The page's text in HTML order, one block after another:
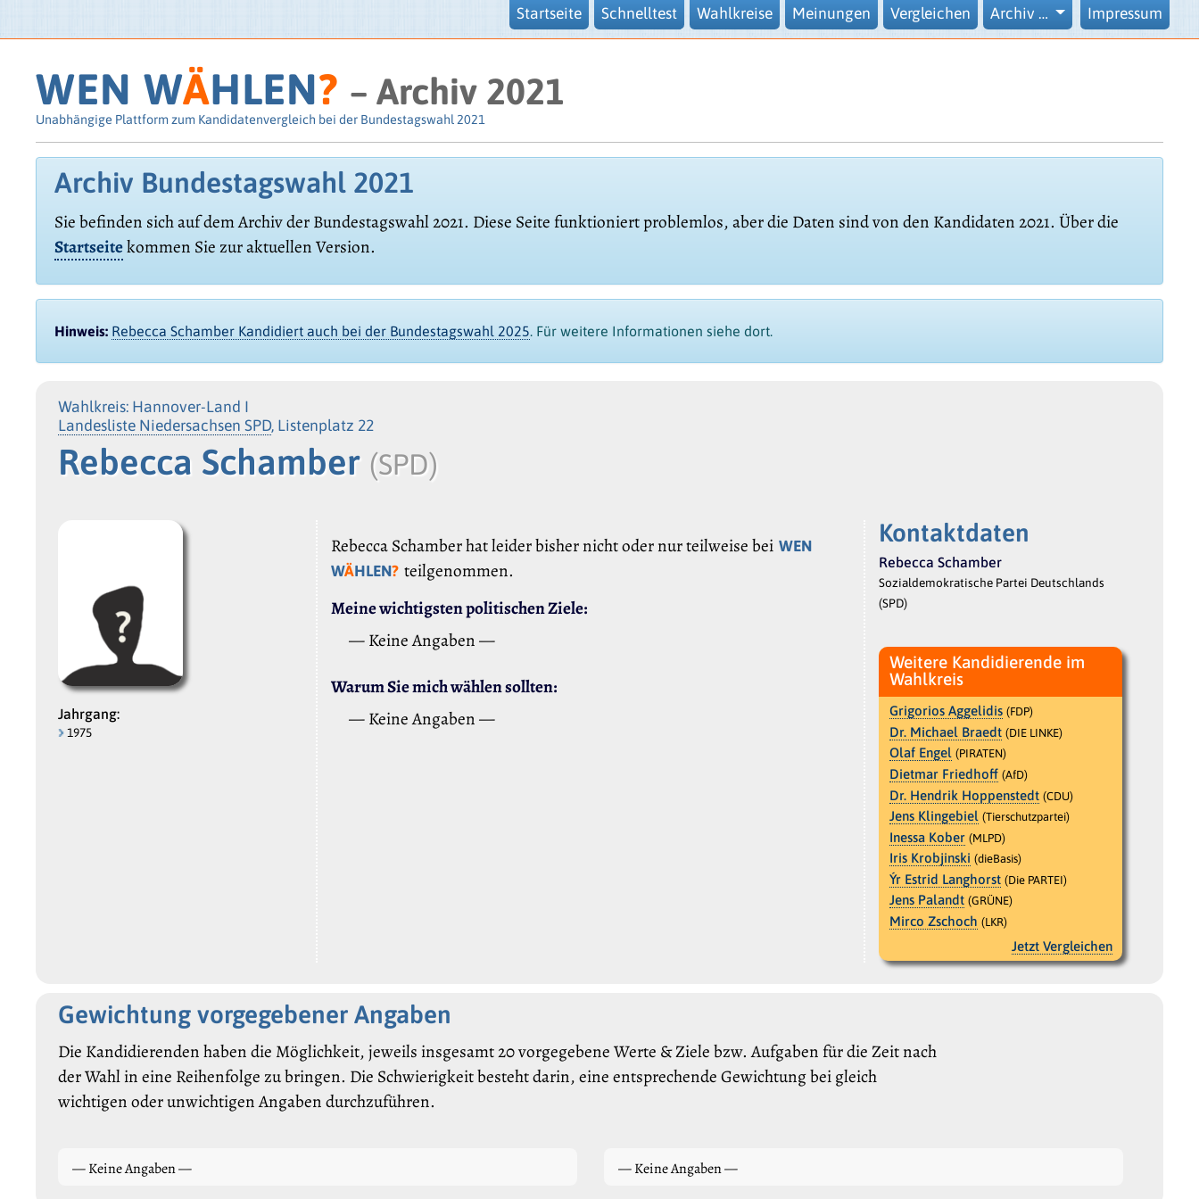
Startseite Schnelltest Wahlkreise Meinungen Vergleichen Archiv … Impressum
WEN WÄHLEN? – Archiv 2021
Unabhängige Plattform zum Kandidatenvergleich bei der Bundestagswahl 2021
Archiv Bundestagswahl 2021
Sie befinden sich auf dem Archiv der Bundestagswahl 2021. Diese Seite funktioniert problemlos, aber die Daten sind von den Kandidaten 2021. Über die
Startseitekommen Sie zur aktuellen Version.
Hinweis: Rebecca Schamber Kandidiert auch bei der Bundestagswahl 2025. Für weitere Informationen siehe dort.
Wahlkreis: Hannover-Land I
Landesliste Niedersachsen SPD, Listenplatz 22
Rebecca Schamber (SPD)
Jahrgang:
1975
Rebecca Schamber hat leider bisher nicht oder nur teilweise bei WEN
WÄHLEN? teilgenommen.
Meine wichtigsten politischen Ziele:
— Keine Angaben —
Warum Sie mich wählen sollten:
— Keine Angaben —
Kontaktdaten
Rebecca Schamber
Sozialdemokratische Partei Deutschlands
(SPD)
Weitere Kandidierende im
Wahlkreis
Grigorios Aggelidis (FDP)
Dr. Michael Braedt (DIE LINKE)
Olaf Engel (PIRATEN)
Dietmar Friedhoff (AfD)
Dr. Hendrik Hoppenstedt (CDU)
Jens Klingebiel (Tierschutzpartei)
Inessa Kober (MLPD)
Iris Krobjinski (dieBasis)
Ýr Estrid Langhorst (Die PARTEI)
Jens Palandt (GRÜNE)
Mirco Zschoch (LKR)
Jetzt Vergleichen
Gewichtung vorgegebener Angaben
Die Kandidierenden haben die Möglichkeit, jeweils insgesamt 20 vorgegebene Werte & Ziele bzw. Aufgaben für die Zeit nach
der Wahl in eine Reihenfolge zu bringen. Die Schwierigkeit besteht darin, eine entsprechende Gewichtung bei gleich
wichtigen oder unwichtigen Angaben durchzuführen.
— Keine Angaben — — Keine Angaben —